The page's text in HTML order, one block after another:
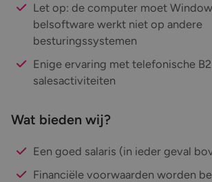
Let op: de computer moet
belsoftware werkt niet op andere
besturingssystemen
Enige ervaring met telefonische
salesactiviteiten
Wat bieden wij?
Een goed salaris (in ieder geval
Financiële voorwaarden worden